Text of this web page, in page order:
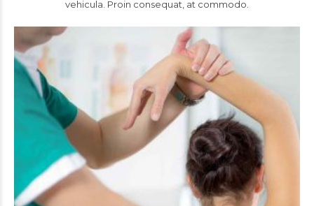
vehicula. Proin consequat, at commodo.